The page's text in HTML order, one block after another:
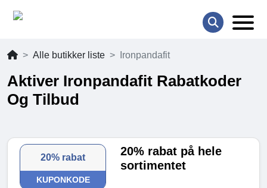
Alle butikker liste Ironpandafit
Aktiver Ironpandafit Rabatkoder
Og Tilbud
20% rabat
KUPONKODE
20% rabat på hele
sortimentet